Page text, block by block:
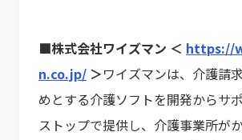
■株式会社ワイズマン ＜ https://
n.co.jp/ ＞ワイズマンは、介護請
めとする介護ソフトを開発からサ
ストップで提供し、介護事業所が